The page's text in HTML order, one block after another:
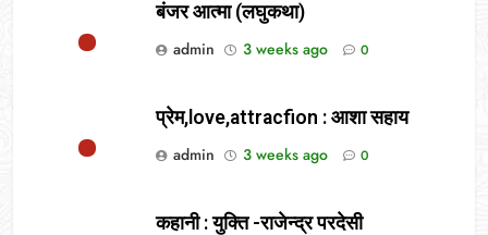
बंजर आत्मा (लघुकथा)
admin
3 weeks ago 0
प्रेम,love,attracfion : आशा सहाय
admin
3 weeks ago 0
कहानी : युक्ति -राजेन्द्र परदेसी